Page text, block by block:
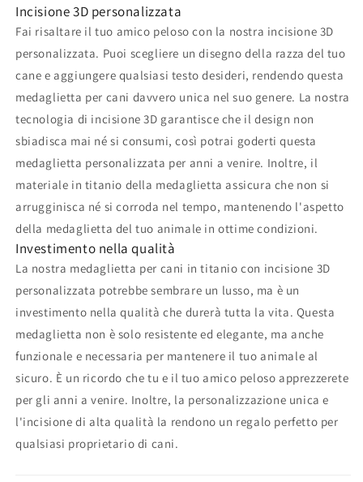
Incisione 3D personalizzata
Fai risaltare il tuo amico peloso con la nostra incisione 3D
personalizzata. Puoi scegliere un disegno della razza del tuo
cane e aggiungere qualsiasi testo desideri, rendendo questa
medaglietta per cani davvero unica nel suo genere. La nostra
tecnologia di incisione 3D garantisce che il design non
sbiadisca mai né si consumi, così potrai goderti questa
medaglietta personalizzata per anni a venire. Inoltre, il
materiale in titanio della medaglietta assicura che non si
arrugginisca né si corroda nel tempo, mantenendo l'aspetto
della medaglietta del tuo animale in ottime condizioni.
Investimento nella qualità
La nostra medaglietta per cani in titanio con incisione 3D
personalizzata potrebbe sembrare un lusso, ma è un
investimento nella qualità che durerà tutta la vita. Questa
medaglietta non è solo resistente ed elegante, ma anche
funzionale e necessaria per mantenere il tuo animale al
sicuro. È un ricordo che tu e il tuo amico peloso apprezzerete
per gli anni a venire. Inoltre, la personalizzazione unica e
l'incisione di alta qualità la rendono un regalo perfetto per
qualsiasi proprietario di cani.